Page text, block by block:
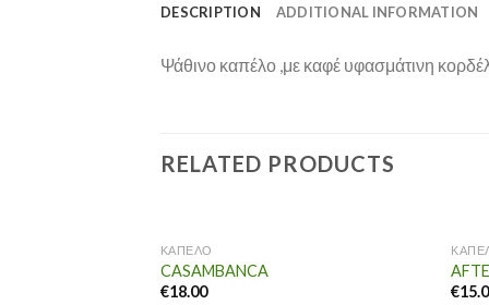
DESCRIPTION ADDITIONAL INFORMATION
Ψάθινο καπέλο ,με καφέ υφασμάτινη
RELATED PRODUCTS
ΚΑΠΕΛΟ
CASAMBANCA
€18.00
€